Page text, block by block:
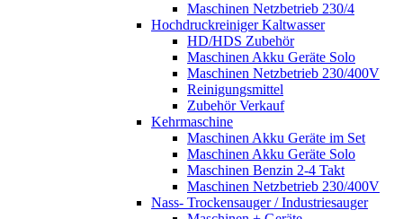
Maschinen Netzbetrieb 230/4
Hochdruckreiniger Kaltwasser
HD/HDS Zubehör
Maschinen Akku Geräte Solo
Maschinen Netzbetrieb 230/400V
Reinigungsmittel
Zubehör Verkauf
Kehrmaschine
Maschinen Akku Geräte im Set
Maschinen Akku Geräte Solo
Maschinen Benzin 2-4 Takt
Maschinen Netzbetrieb 230/400V
Nass- Trockensauger / Industriesauger